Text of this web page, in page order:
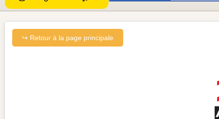
↪ Retour à la page principale